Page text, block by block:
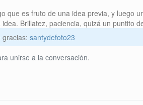
que es fruto de una idea previa, y luego
Brillatez, paciencia, quizá un puntito
gracias: santydefoto23
unirse a la conversación.